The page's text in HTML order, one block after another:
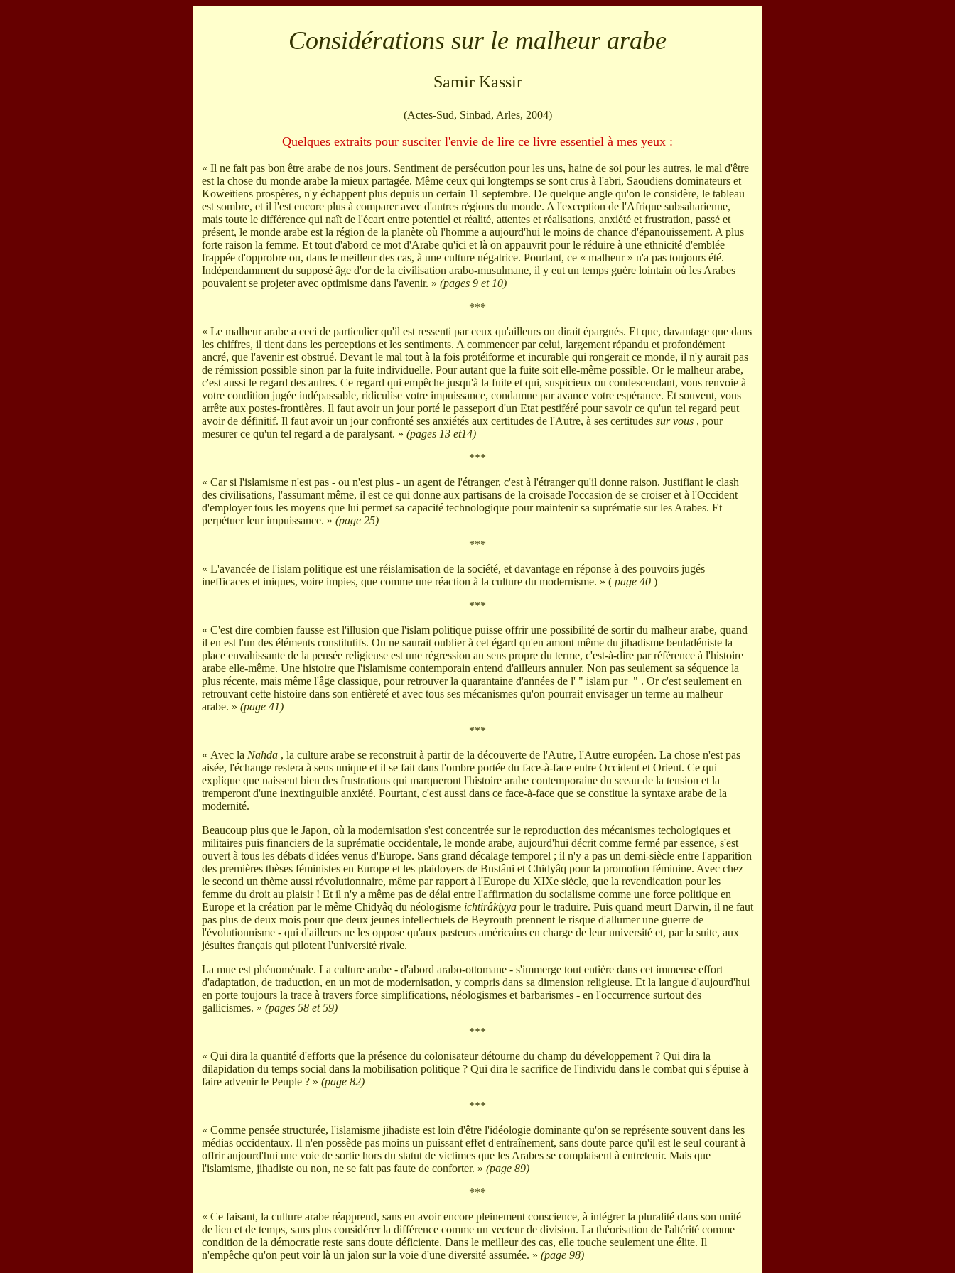
Considérations sur le malheur arabe
Samir Kassir
(Actes-Sud, Sinbad, Arles, 2004)
Quelques extraits pour susciter l'envie de lire ce livre essentiel à mes yeux :
« Il ne fait pas bon être arabe de nos jours. Sentiment de persécution pour les uns, haine de soi pour les autres, le mal d'être
est la chose du monde arabe la mieux partagée. Même ceux qui longtemps se sont crus à l'abri, Saoudiens dominateurs et
Koweïtiens prospères, n'y échappent plus depuis un certain 11 septembre. De quelque angle qu'on le considère, le tableau
est sombre, et il l'est encore plus à comparer avec d'autres régions du monde. A l'exception de l'Afrique subsaharienne,
mais toute le différence qui naît de l'écart entre potentiel et réalité, attentes et réalisations, anxiété et frustration, passé et
présent, le monde arabe est la région de la planète où l'homme a aujourd'hui le moins de chance d'épanouissement. A plus
forte raison la femme. Et tout d'abord ce mot d'Arabe qu'ici et là on appauvrit pour le réduire à une ethnicité d'emblée
frappée d'opprobre ou, dans le meilleur des cas, à une culture négatrice. Pourtant, ce « malheur » n'a pas toujours été.
Indépendamment du supposé âge d'or de la civilisation arabo-musulmane, il y eut un temps guère lointain où les Arabes
pouvaient se projeter avec optimisme dans l'avenir. » (pages 9 et 10)
***
« Le malheur arabe a ceci de particulier qu'il est ressenti par ceux qu'ailleurs on dirait épargnés. Et que, davantage que dans
les chiffres, il tient dans les perceptions et les sentiments. A commencer par celui, largement répandu et profondément
ancré, que l'avenir est obstrué. Devant le mal tout à la fois protéiforme et incurable qui rongerait ce monde, il n'y aurait pas
de rémission possible sinon par la fuite individuelle. Pour autant que la fuite soit elle-même possible. Or le malheur arabe,
c'est aussi le regard des autres. Ce regard qui empêche jusqu'à la fuite et qui, suspicieux ou condescendant, vous renvoie à
votre condition jugée indépassable, ridiculise votre impuissance, condamne par avance votre espérance. Et souvent, vous
arrête aux postes-frontières. Il faut avoir un jour porté le passeport d'un Etat pestiféré pour savoir ce qu'un tel regard peut
avoir de définitif. Il faut avoir un jour confronté ses anxiétés aux certitudes de l'Autre, à ses certitudes sur vous , pour
mesurer ce qu'un tel regard a de paralysant. » (pages 13 et14)
***
« Car si l'islamisme n'est pas - ou n'est plus - un agent de l'étranger, c'est à l'étranger qu'il donne raison. Justifiant le clash
des civilisations, l'assumant même, il est ce qui donne aux partisans de la croisade l'occasion de se croiser et à l'Occident
d'employer tous les moyens que lui permet sa capacité technologique pour maintenir sa suprématie sur les Arabes. Et
perpétuer leur impuissance. » (page 25)
***
« L'avancée de l'islam politique est une réislamisation de la société, et davantage en réponse à des pouvoirs jugés
inefficaces et iniques, voire impies, que comme une réaction à la culture du modernisme. » ( page 40 )
***
« C'est dire combien fausse est l'illusion que l'islam politique puisse offrir une possibilité de sortir du malheur arabe, quand
il en est l'un des éléments constitutifs. On ne saurait oublier à cet égard qu'en amont même du jihadisme benladéniste la
place envahissante de la pensée religieuse est une régression au sens propre du terme, c'est-à-dire par référence à l'histoire
arabe elle-même. Une histoire que l'islamisme contemporain entend d'ailleurs annuler. Non pas seulement sa séquence la
plus récente, mais même l'âge classique, pour retrouver la quarantaine d'années de l' " islam pur " . Or c'est seulement en
retrouvant cette histoire dans son entièreté et avec tous ses mécanismes qu'on pourrait envisager un terme au malheur
arabe. » (page 41)
***
« Avec la Nahda , la culture arabe se reconstruit à partir de la découverte de l'Autre, l'Autre européen. La chose n'est pas
aisée, l'échange restera à sens unique et il se fait dans l'ombre portée du face-à-face entre Occident et Orient. Ce qui
explique que naissent bien des frustrations qui marqueront l'histoire arabe contemporaine du sceau de la tension et la
tremperont d'une inextinguible anxiété. Pourtant, c'est aussi dans ce face-à-face que se constitue la syntaxe arabe de la
modernité.
Beaucoup plus que le Japon, où la modernisation s'est concentrée sur le reproduction des mécanismes techologiques et
militaires puis financiers de la suprématie occidentale, le monde arabe, aujourd'hui décrit comme fermé par essence, s'est
ouvert à tous les débats d'idées venus d'Europe. Sans grand décalage temporel ; il n'y a pas un demi-siècle entre l'apparition
des premières thèses féministes en Europe et les plaidoyers de Bustâni et Chidyâq pour la promotion féminine. Avec chez
le second un thème aussi révolutionnaire, même par rapport à l'Europe du XIXe siècle, que la revendication pour les
femme du droit au plaisir ! Et il n'y a même pas de délai entre l'affirmation du socialisme comme une force politique en
Europe et la création par le même Chidyâq du néologisme ichtirâkiyya pour le traduire. Puis quand meurt Darwin, il ne faut
pas plus de deux mois pour que deux jeunes intellectuels de Beyrouth prennent le risque d'allumer une guerre de
l'évolutionnisme - qui d'ailleurs ne les oppose qu'aux pasteurs américains en charge de leur université et, par la suite, aux
jésuites français qui pilotent l'université rivale.
La mue est phénoménale. La culture arabe - d'abord arabo-ottomane - s'immerge tout entière dans cet immense effort
d'adaptation, de traduction, en un mot de modernisation, y compris dans sa dimension religieuse. Et la langue d'aujourd'hui
en porte toujours la trace à travers force simplifications, néologismes et barbarismes - en l'occurrence surtout des
gallicismes. » (pages 58 et 59)
***
« Qui dira la quantité d'efforts que la présence du colonisateur détourne du champ du développement ? Qui dira la
dilapidation du temps social dans la mobilisation politique ? Qui dira le sacrifice de l'individu dans le combat qui s'épuise à
faire advenir le Peuple ? » (page 82)
***
« Comme pensée structurée, l'islamisme jihadiste est loin d'être l'idéologie dominante qu'on se représente souvent dans les
médias occidentaux. Il n'en possède pas moins un puissant effet d'entraînement, sans doute parce qu'il est le seul courant à
offrir aujourd'hui une voie de sortie hors du statut de victimes que les Arabes se complaisent à entretenir. Mais que
l'islamisme, jihadiste ou non, ne se fait pas faute de conforter. » (page 89)
***
« Ce faisant, la culture arabe réapprend, sans en avoir encore pleinement conscience, à intégrer la pluralité dans son unité
de lieu et de temps, sans plus considérer la différence comme un vecteur de division. La théorisation de l'altérité comme
condition de la démocratie reste sans doute déficiente. Dans le meilleur des cas, elle touche seulement une élite. Il
n'empêche qu'on peut voir là un jalon sur la voie d'une diversité assumée. » (page 98)